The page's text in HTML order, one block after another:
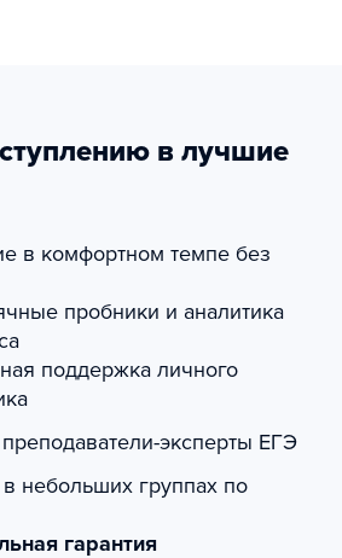
в лучшие
в комфортном темпе без
пробники и аналитика
поддержка личного
эксперты ЕГЭ
небольших группах по
гарантия